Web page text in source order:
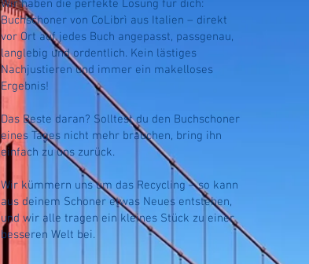
Wir haben die perfekte Lösung für dich:
Buchschoner von CoLibrì aus Italien – direkt
vor Ort auf jedes Buch angepasst, passgenau,
langlebig und ordentlich. Kein lästiges
Nachjustieren und immer ein makelloses
Ergebnis!
Das Beste daran? Solltest du den Buchschoner
eines Tages nicht mehr brauchen, bring ihn
einfach zu uns zurück.
Wir kümmern uns um das Recycling – so kann
aus deinem Schoner etwas Neues entstehen,
und wir alle tragen ein kleines Stück zu einer
besseren Welt bei.